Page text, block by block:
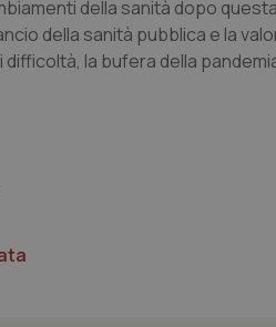
della sanità dopo
della sanità pubblica e la
la bufera della